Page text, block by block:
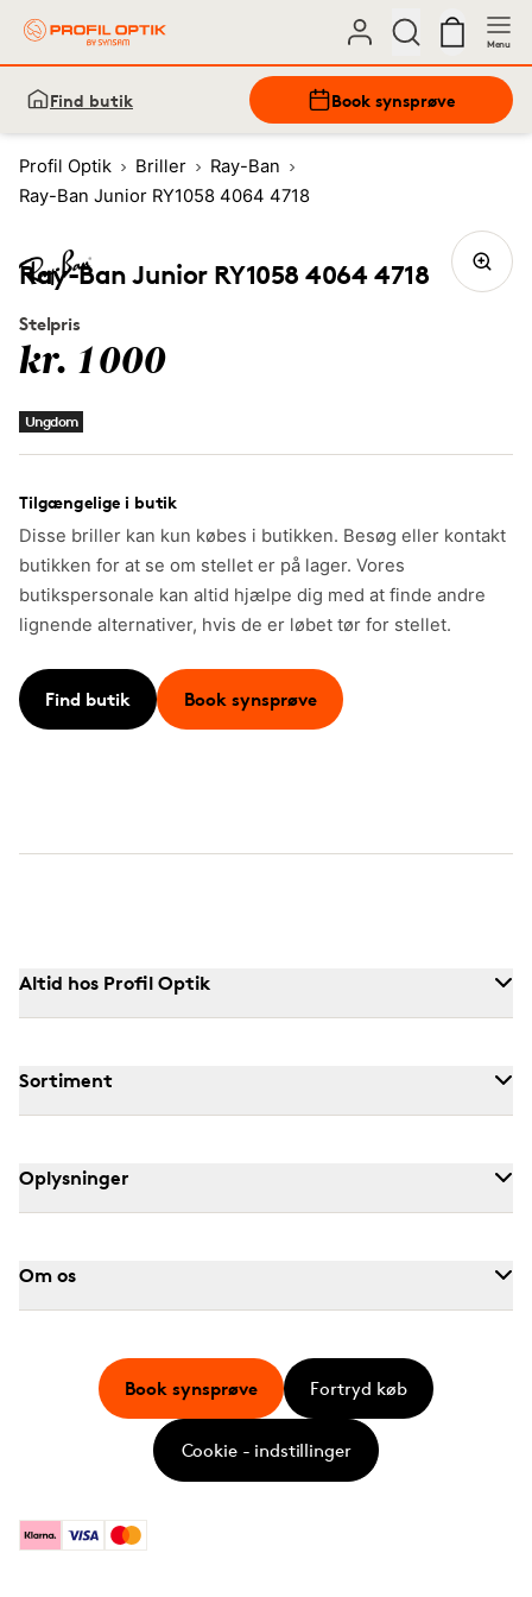
Menu
Find butik Book synsprøve
Profil Optik Briller
Ray-Ban
Ray-Ban Junior RY1058 4064 4718
Ray-Ban Junior RY1058 4064 4718
Stelpris
kr. 1000
Ungdom
Tilgængelige i butik
Disse briller kan kun købes i butikken. Besøg eller kontakt
butikken for at se om stellet er på lager. Vores
butikspersonale kan altid hjælpe dig med at finde andre
lignende alternativer, hvis de er løbet tør for stellet.
Find butik Book synsprøve
Altid hos Profil Optik
Sortiment
Oplysninger
Om os
KlarnaVisa Mastercard
Book synsprøve Fortryd køb
Cookie - indstillinger